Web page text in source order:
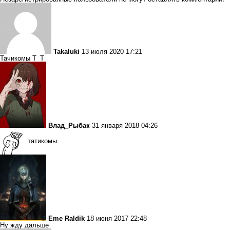
Takaluki 13 июля 2020 17:21
Тачикомы Т_Т
Влад_Рыбак 31 января 2018 04:26
татикомы ...
Eme Raldik 18 июня 2017 22:48
Ну жду дальше